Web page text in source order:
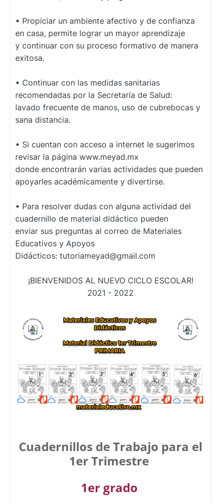
• Propiciar un ambiente afectivo y de confianza
en casa, permite lograr un mayor aprendizaje
y continuar con su proceso formativo de manera
exitosa.
• Continuar con las medidas sanitarias
recomendadas por la Secretaría de Salud:
lavado frecuente de manos, uso de cubrebocas y
sana distancia.
• Si cuentan con acceso a internet le sugerimos
revisar la página www.meyad.mx
donde encontrarán varias actividades que pueden
apoyarles académicamente y divertirse.
• Para resolver dudas con alguna actividad del
cuadernillo de material didáctico pueden
enviar sus preguntas al correo de Materiales
Educativos y Apoyos
Didácticos: tutoriameyad@gmail.com
¡BIENVENIDOS AL NUEVO CICLO ESCOLAR!
2021 - 2022
Cuadernillos de Trabajo para el
1er Trimestre
1er grado